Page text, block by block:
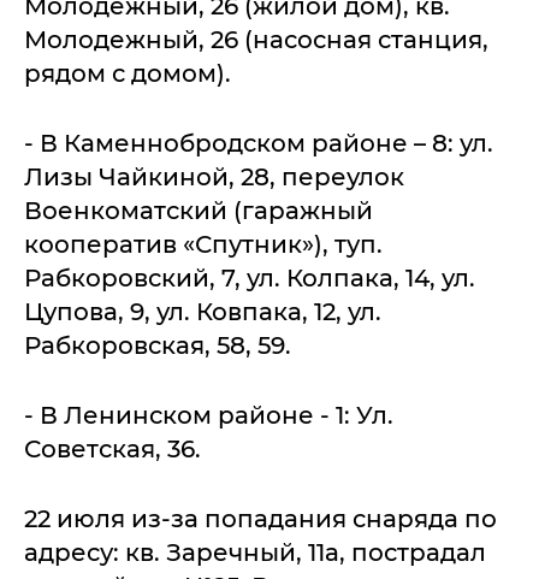
Молодежный, 26 (жилой дом), кв.
Молодежный, 26 (насосная станция,
рядом с домом).
- В Каменнобродском районе – 8: ул.
Лизы Чайкиной, 28, переулок
Военкоматский (гаражный
кооператив «Спутник»), туп.
Рабкоровский, 7, ул. Колпака, 14, ул.
Цупова, 9, ул. Ковпака, 12, ул.
Рабкоровская, 58, 59.
- В Ленинском районе - 1: Ул.
Советская, 36.
22 июля из-за попадания снаряда по
адресу: кв. Заречный, 11а, пострадал